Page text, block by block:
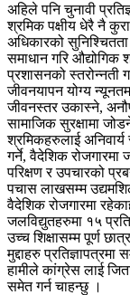
अहिले पनि चुनावी
श्रमिक पक्षीय धेरै नै
अधिकारको सुनिश्चितता
समाधान गरि औद्योगिक
प्रशासनको स्तरोन्नती
जीवनयापन योग्य
जीवनस्तर उकास्ने,
सामाजिक सुरक्षामा
श्रमिकहरुलाई अनिवार्य
गर्ने, वैदेशिक रोजगारमा
परिक्षण र उपचारको
पचास लाखसम्म
वैदेशिक रोजगारमा
जलविद्युतहरुमा १५
उच्च शिक्षासम्म पूर्ण
मुद्दाहरु
हामीले कांग्रेस लाई
समेत गर्न चाहन्छु ।